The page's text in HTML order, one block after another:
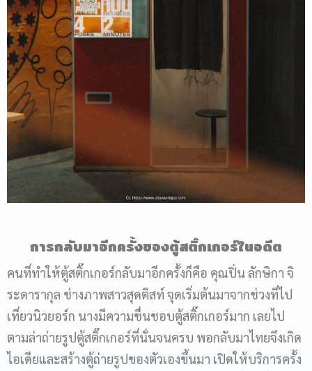
การกลับมาอีกครั้งของตู้สติ๊กเกอร์ในอดีต
คนที่ทำให้ตู้สติ๊กเกอร์กลับมาอีกครั้งก็คือ คุณปิ่น ลักษิกา จิ
ระดารากุล ช่างภาพสาวสุดติสท์ จุดเริ่มต้นมาจากช่วงที่ไป
เที่ยวนิวยอร์ก นางมีความชื่นชอบตู้สติ๊กเกอร์มาก เลยไป
ตามล่าถ่ายรูปตู้สติ๊กเกอร์ที่นั่นจนครบ พอกลับมาไทยจึงเกิด
ไอเดียและสร้างตู้ถ่ายรูปของตัวเองขึ้นมา เปิดให้บริการครั้ง